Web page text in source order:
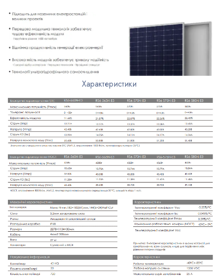
Характеристики